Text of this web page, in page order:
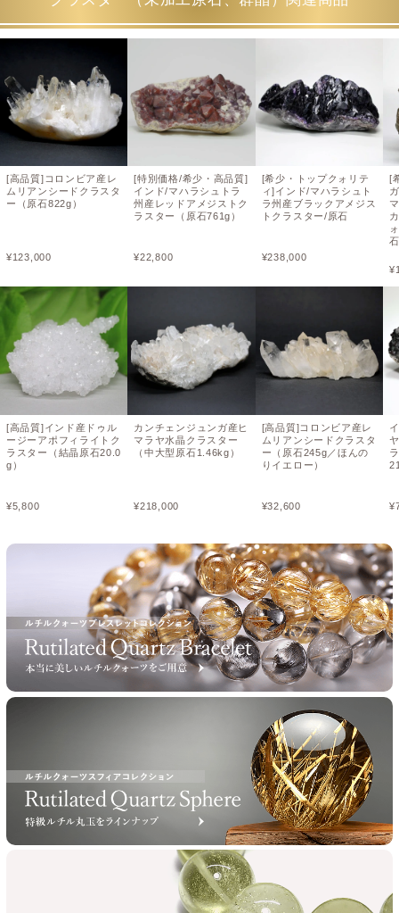
[高品質]コロンビア産レ
ムリアンシードクラスタ
ー（原石822g）
¥123,000
[高品質]インド産ドゥル
ージーアポフィライトク
ラスター（結晶原石20.0
g）
¥5,800
[特別価格/希少・高品質]
インド/マハラシュトラ
州産レッドアメジストク
ラスター（原石761g）
¥22,800
カンチェンジュンガ産ヒ
マラヤ水晶クラスター
（中大型原石1.46kg）
¥218,000
[希少・トップクォリテ
ィ]インド/マハラシュト
ラ州産ブラックアメジス
トクラスター/原石
¥238,000
[高品質]コロンビア産レ
ムリアンシードクラスタ
ー（原石245g／ほんの
りイエロー）
¥32,600
[
¥
¥